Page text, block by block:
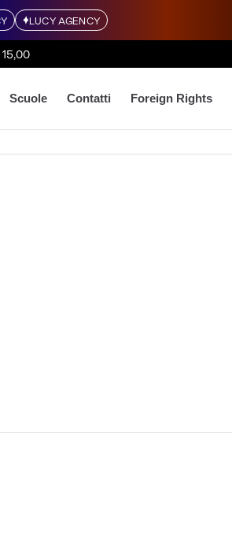
LUCY AGENCY
Scuole Contatti Foreign Rights